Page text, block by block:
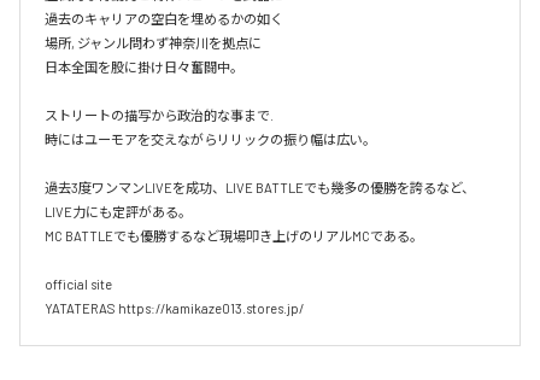
過去のキャリアの空白を埋めるかの如く
場所, ジャンル問わず神奈川を拠点に
日本全国を股に掛け日々奮闘中。
ストリートの描写から政治的な事まで.
時にはユーモアを交えながらリリックの振り幅は広い。
過去3度ワンマンLIVEを成功、LIVE BATTLEでも幾多の優勝を誇るなど、
LIVE力にも定評がある。
MC BATTLEでも優勝するなど現場叩き上げのリアルMCである。
official site
YATATERAS https://kamikaze013.stores.jp/